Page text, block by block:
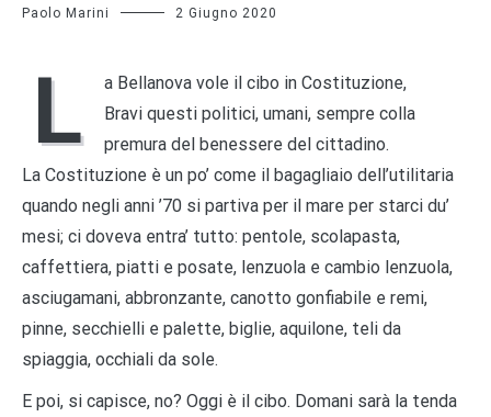
Paolo Marini 2 Giugno 2020
L
a Bellanova vole il cibo in Costituzione,
Bravi questi politici, umani, sempre colla
premura del benessere del cittadino.
La Costituzione è un po’ come il bagagliaio dell’utilitaria
quando negli anni ’70 si partiva per il mare per starci du’
mesi; ci doveva entra’ tutto: pentole, scolapasta,
caffettiera, piatti e posate, lenzuola e cambio lenzuola,
asciugamani, abbronzante, canotto gonfiabile e remi,
pinne, secchielli e palette, biglie, aquilone, teli da
spiaggia, occhiali da sole.
E poi, si capisce, no? Oggi è il cibo. Domani sarà la tenda